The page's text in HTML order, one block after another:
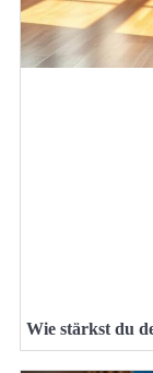
Wie stärkst du